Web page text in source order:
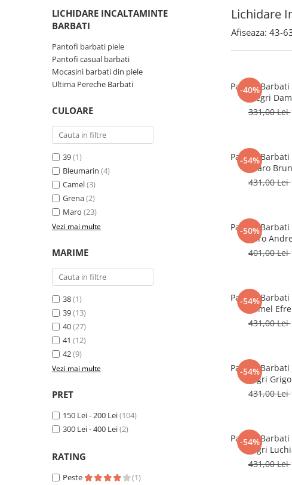
Lichidare
LICHIDARE INCALTAMINTE
BARBATI
Pantofi barbati piele
Pantofi casual barbati
Mocasini barbati din piele
Ultima Pereche Barbati
CULOARE
39(1)
Bleumarin (4)
Camel(3)
Grena(2)
Maro (23)
Vezi mai multe
MARIME
38(1)
39(13)
40(27)
41 (12)
42(9)
Vezi mai multe
PRET
150 Lei - 200 Lei(104)
300 Lei - 400 Lei(2)
RATING
Peste
(1)
Afiseaza: 43-
-40%
Pantofi
Negri
331,00 Lei
-54%
Pantofi
Maro
431,00 Lei
-50%
Pantofi
Maro
401,00 Lei
-54%
Pantofi
Camel
431,00 Lei
-54%
Pantofi
Negri
431,00 Lei
-54%
Pantofi
Negri
431,00 Lei